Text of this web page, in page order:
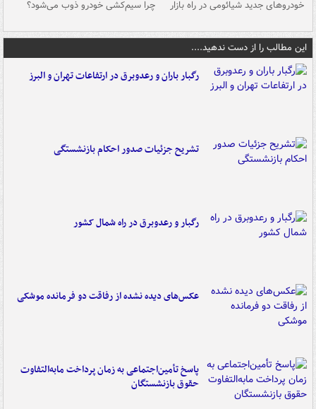
خودروهای جدید شیائومی در راه بازار چرا سیم‌کشی خودرو ذوب می‌شود؟
این مطالب را از دست ندهید....
رگبار باران و رعدوبرق در ارتفاعات تهران و البرز
تشریح جزئیات صدور احکام بازنشستگی
رگبار و رعدوبرق در راه شمال کشور
عکس‌های دیده نشده از رفاقت دو فرمانده‌ موشکی
پاسخ تأمین‌اجتماعی به زمان پرداخت مابه‌التفاوت
حقوق بازنشستگان